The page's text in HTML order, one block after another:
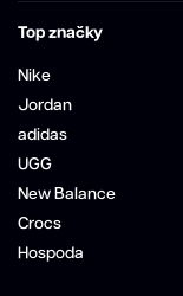
Top značky
Nike
Jordan
adidas
UGG
New Balance
Crocs
Hospoda